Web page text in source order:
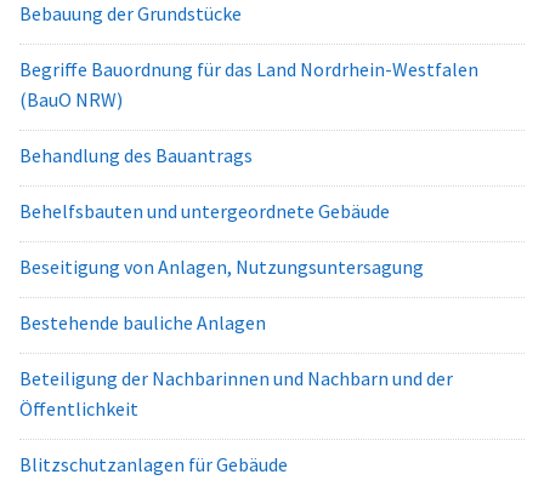
Bebauung der Grundstücke
Begriffe Bauordnung für das Land Nordrhein-Westfalen
(BauO NRW)
Behandlung des Bauantrags
Behelfsbauten und untergeordnete Gebäude
Beseitigung von Anlagen, Nutzungsuntersagung
Bestehende bauliche Anlagen
Beteiligung der Nachbarinnen und Nachbarn und der
Öffentlichkeit
Blitzschutzanlagen für Gebäude